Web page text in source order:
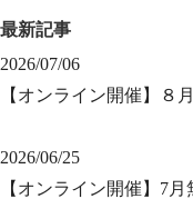
最新記事
2026/07/06
【オンライン開催】８
2026/06/25
【オンライン開催】7